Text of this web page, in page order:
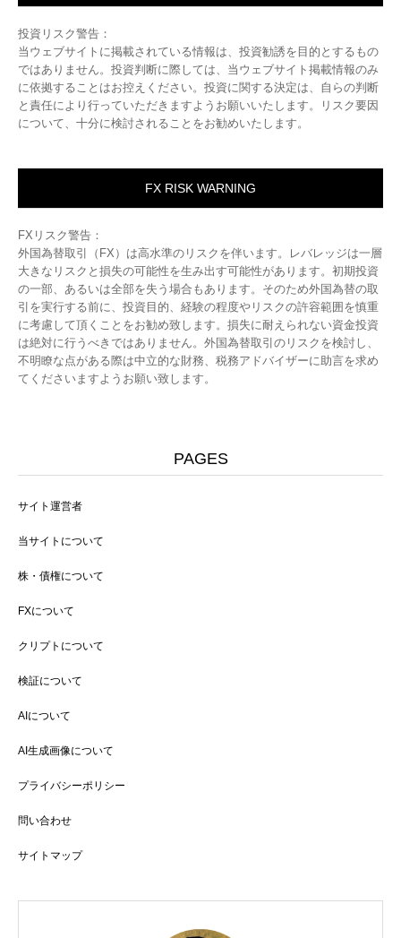
投資リスク警告：
当ウェブサイトに掲載されている情報は、投資勧誘を目的とするもの
ではありません。投資判断に際しては、当ウェブサイト掲載情報のみ
に依拠することはお控えください。投資に関する決定は、自らの判断
と責任により行っていただきますようお願いいたします。リスク要因
について、十分に検討されることをお勧めいたします。
FX RISK WARNING
FXリスク警告：
外国為替取引（FX）は高水準のリスクを伴います。レバレッジは一層
大きなリスクと損失の可能性を生み出す可能性があります。初期投資
の一部、あるいは全部を失う場合もあります。そのため外国為替の取
引を実行する前に、投資目的、経験の程度やリスクの許容範囲を慎重
に考慮して頂くことをお勧め致します。損失に耐えられない資金投資
は絶対に行うべきではありません。外国為替取引のリスクを検討し、
不明瞭な点がある際は中立的な財務、税務アドバイザーに助言を求め
てくださいますようお願い致します。
PAGES
サイト運営者
当サイトについて
株・債権について
FXについて
クリプトについて
検証について
AIについて
AI生成画像について
プライバシーポリシー
問い合わせ
サイトマップ